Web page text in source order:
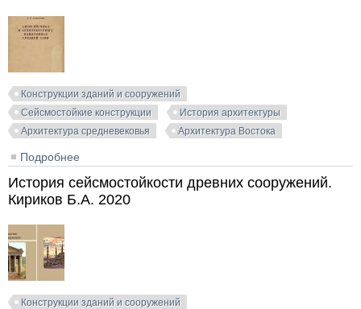
Конструкции зданий и сооружений
Сейсмостойкие конструкции
История архитектуры
Архитектура средневековья
Архитектура Востока
Подробнее
Средней Азии. Бачинский Н.М. 1949
История сейсмостойкости древних сооружений.
Кириков Б.А. 2020
Конструкции зданий и сооружений